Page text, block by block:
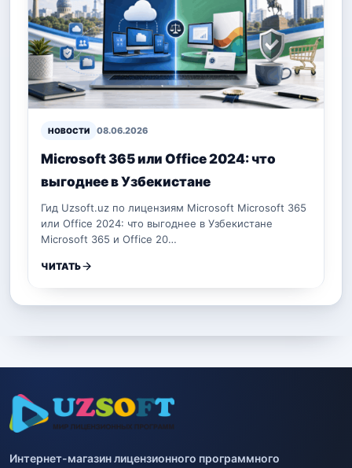
НОВОСТИ 08.06.2026
Microsoft 365 или Office 2024: что
выгоднее в Узбекистане
Гид Uzsoft.uz по лицензиям Microsoft Microsoft 365
или Office 2024: что выгоднее в Узбекистане
Microsoft 365 и Office 20…
ЧИТАТЬ
Интернет-магазин лицензионного программного